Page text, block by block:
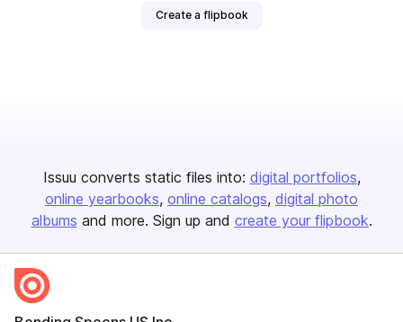
Create a flipbook
Issuu converts static files into: digital portfolios
online yearbooks online catalogs digital photo
albums and more. Sign up and create your flipbook.